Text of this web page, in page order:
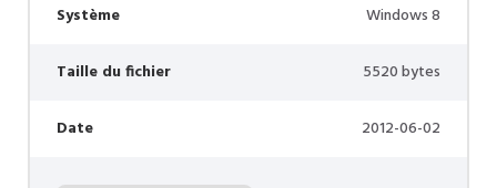
Système Windows 8
Taille du fichier 5520 bytes
Date 2012-06-02